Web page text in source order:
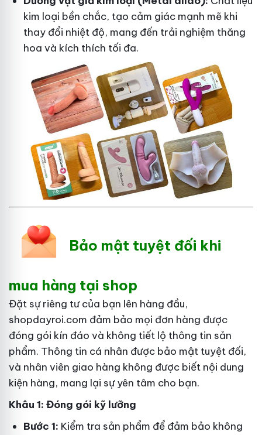
kim loại bền chắc, tạo cảm giác mạnh mẽ khi
thay đổi nhiệt độ, mang đến trải nghiệm thăng
hoa và kích thích tối đa.
Bảo mật tuyệt đối khi
mua hàng tại shop
Đặt sự riêng tư của bạn lên hàng đầu,
shopdayroi.com đảm bảo mọi đơn hàng được
đóng gói kín đáo và không tiết lộ thông tin sản
phẩm. Thông tin cá nhân được bảo mật tuyệt đối,
và nhân viên giao hàng không được biết nội dung
kiện hàng, mang lại sự yên tâm cho bạn.
Khâu 1: Đóng gói kỹ lưỡng
Bước 1: Kiểm tra sản phẩm để đảm bảo không